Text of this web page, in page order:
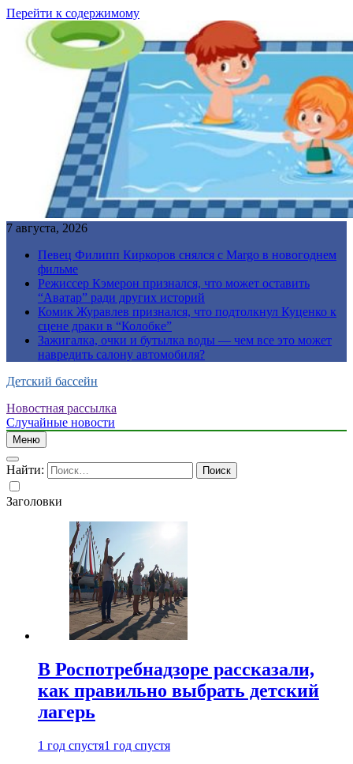
Перейти к содержимому
7 августа, 2026
Певец Филипп Киркоров снялся с Margo в новогоднем
фильме
Режиссер Кэмерон признался, что может оставить
“Аватар” ради других историй
Комик Журавлев признался, что подтолкнул Куценко к
сцене драки в “Колобке”
Зажигалка, очки и бутылка воды — чем все это может
навредить салону автомобиля?
Детский бассейн
Новостная рассылка
Случайные новости
Меню
Найти:
Заголовки
В Роспотребнадзоре рассказали,
как правильно выбрать детский
лагерь
1 год спустя1 год спустя